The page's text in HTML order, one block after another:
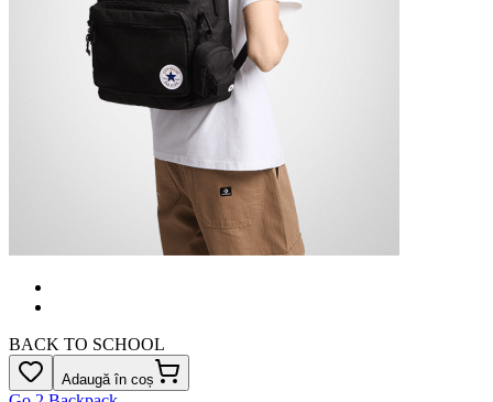
BACK TO SCHOOL
Adaugă în coș